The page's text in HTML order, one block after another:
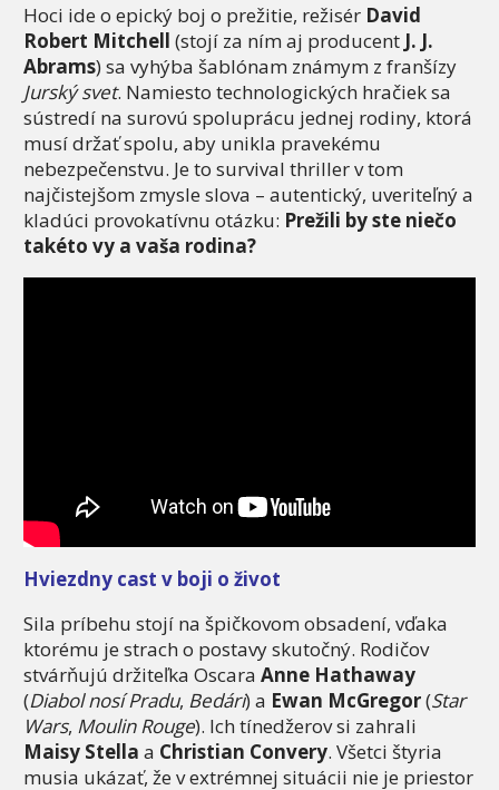
Hoci ide o epický boj o prežitie, režisér David
Robert Mitchell (stojí za ním aj producent J. J.
Abrams) sa vyhýba šablónam známym z franšízy
Jurský svet. Namiesto technologických hračiek sa
sústredí na surovú spoluprácu jednej rodiny, ktorá
musí držať spolu, aby unikla pravekému
nebezpečenstvu. Je to survival thriller v tom
najčistejšom zmysle slova – autentický, uveriteľný a
kladúci provokatívnu otázku: Prežili by ste niečo
takéto vy a vaša rodina?
Hviezdny cast v boji o život
Sila príbehu stojí na špičkovom obsadení, vďaka
ktorému je strach o postavy skutočný. Rodičov
stvárňujú držiteľka Oscara Anne Hathaway
(Diabol nosí Pradu, Bedári) a Ewan McGregor(Star
Wars, Moulin Rouge). Ich tínedžerov si zahrali
Maisy Stella a Christian Convery. Všetci štyria
musia ukázať, že v extrémnej situácii nie je priestor